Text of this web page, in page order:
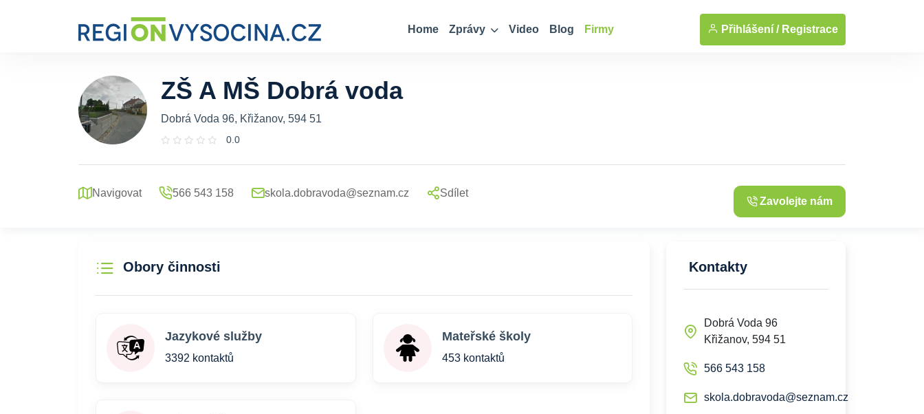
Home Zprávy Video Blog Firmy Přihlášení / Registrace
... Zobrazit fotografie
ZŠ A MŠ Dobrá voda
Dobrá Voda 96, Křižanov, 594 51
0.0
Navigovat 566 543 158 skola.dobravoda@seznam.cz Sdílet
Zavolejte nám
Obory činnosti
Jazykové služby
3392 kontaktů
Mateřské školy
453 kontaktů
Kontakty
Dobrá Voda 96
Křižanov, 594 51
566 543 158
skola.dobravoda@seznam.cz